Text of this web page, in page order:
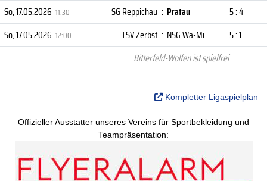
So, 17.05.2026 11:30 SG Reppichau : Pratau
5 : 4
So, 17.05.2026 12:00 TSV Zerbst : NSG Wa-Mi
5 : 1
Bitterfeld-Wolfen ist spielfrei
Kompletter Ligaspielplan
Offizieller Ausstatter unseres Vereins für Sportbekleidung und
Teampräsentation: